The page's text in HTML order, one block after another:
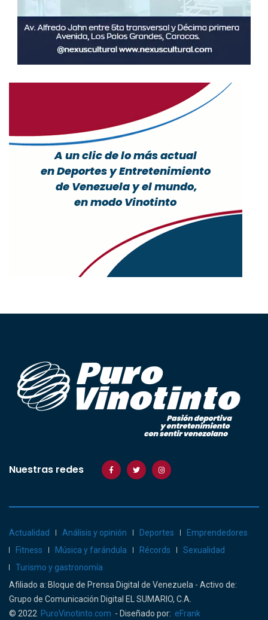
Nuestras redes
Actualidad Análisis y opinión Deportes
Emprendedores
Fitness
Música y farándula Récords
Sexualidad
Turismo y gastronomía
Afiliado a: Bloque de Prensa Digital de Venezuela - Activo de:
Grupo de Comunicación Digital EL SUMARIO, C.A.
© 2022 PuroVinotinto.com - Diseñado por: eFrank